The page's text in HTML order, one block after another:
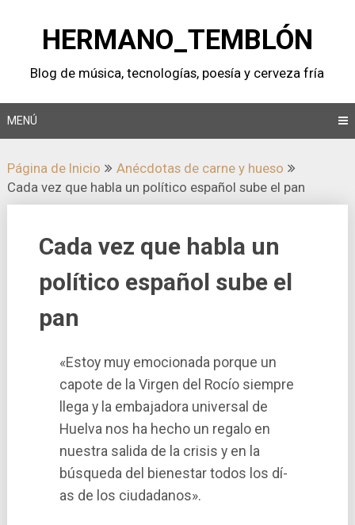
contenidoHERMANO_TEMBLÓN
Blog de música, tecnologí­as, poesí­a y cerveza frí­a
MENÚ
Página de Inicio
Anécdotas de carne y hueso
Cada vez que habla un polí­tico español sube el pan
Cada vez que habla un
polí­tico español sube el
pan
«Estoy muy emocionada porque un
capote de la Virgen del Rocí­o siempre
llega y la embajadora universal de
Huelva nos ha hecho un regalo en
nuestra salida de la crisis y en la
búsqueda del bienestar todos los dí­
as de los ciudadanos».